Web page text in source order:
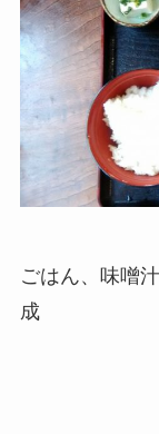
ごはん、味噌
成